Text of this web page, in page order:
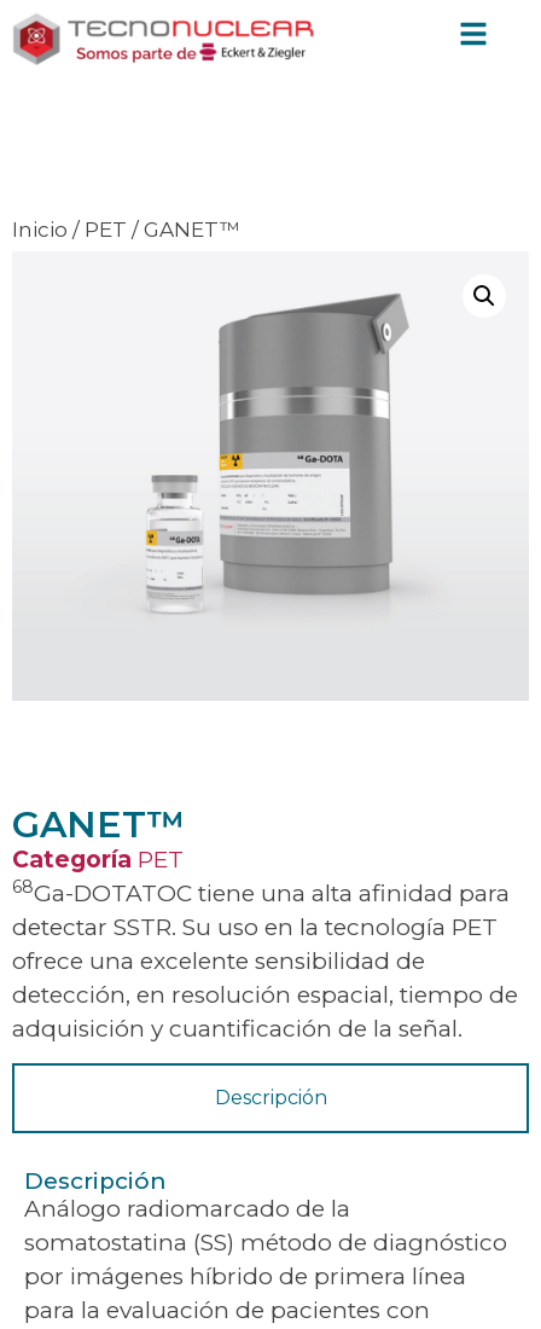
Inicio / PET / GANET™
GANET™
Categoría PET
68Ga-DOTATOC tiene una alta afinidad para
detectar SSTR. Su uso en la tecnología PET
ofrece una excelente sensibilidad de
detección, en resolución espacial, tiempo de
adquisición y cuantificación de la señal.
Descripción
Descripción
Análogo radiomarcado de la
somatostatina (SS) método de diagnóstico
por imágenes híbrido de primera línea
para la evaluación de pacientes con